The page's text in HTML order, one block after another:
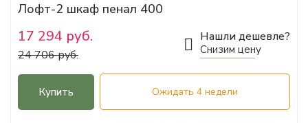
Лофт-2 шкаф пенал 400
17 294 руб.
24 706 руб.
Нашли дешевле?
Снизим цену
Купить Ожидать 4 недели